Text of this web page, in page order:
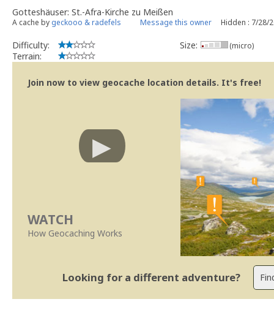
Gotteshäuser: St.-Afra-Kirche zu Meißen
A cache by geckooo & radefels Message this owner Hidden : 7/28/
Difficulty:
Terrain:
Size: (micro)
Join now to view geocache location details. It's free!
WATCH
How Geocaching Works
Looking for a different adventure?